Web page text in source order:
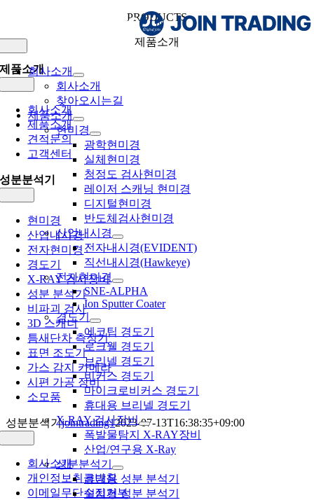
content
회사소개
회사소개
찾아오시는길
제품소개
현미경
광학현미경
실체현미경
청정도 검사현미경
레이저 스캐닝 현미경
디지털현미경
반도체검사현미경
산업내시경
전자내시경(EVIDENT)
직선내시경(Hawkeye)
전자현미경
SNE-ALPHA
Ion Sputter Coater
경도기
에코팁 경도기
로크웰 경도기
브리넬 경도기
비커스 경도기
마이크로비커스 경도기
휴대용 브리넬 경도기
X-RAY 검사장비
폭발물탐지 X-RAY장비
산업/연구용 X-Ray
성분분석기
휴대용 성분 분석기
설치형 성분 분석기
PRODUCTS
제품소개
제품소개
Navigation
회사소개
제품소개
견적문의
고객센터
성분분석기
Navigation
현미경
산업내시경
전자현미경
경도기
X-RAY 검사장비
성분 분석기
비파괴 검사
3D 스캐너
틈새단차 측정기
표면 조도기
가스 감지 카메라
시편 가공 장비
소모품
성분분석기jointrading12023-07-13T16:38:35+09:00
Navigation
회사소개
개인정보취급방침
이메일무단수집거부